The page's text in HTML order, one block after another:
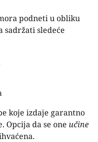
podneti u obliku
sadržati sledeće
koje izdaje garantno
Opcija da se one učine